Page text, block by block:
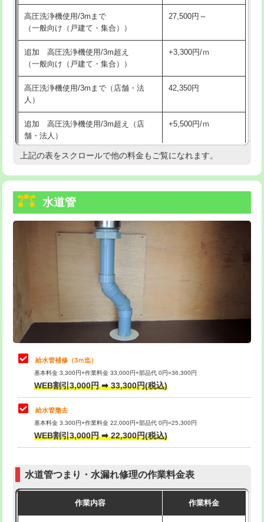
給水管工事※（バンド止め) 3,300円
給水管工事※（支持金具設置)
給水管工事※（保温材使用（バンド止
め込み）)
5,500円
給水管工事※（土の掘削・埋め戻し作
業)
11,000円
給水管工事※（塩ビ管（VP・HI）使
用/3ｍまで)
33,000円
給水管工事※（塩ビ管（VP・HI）使
+8,800円
給水管工事※（ライニング鋼管・銅
管・ポリ管・HT管使用/3ｍまで)
給水管工事※（ライニング鋼管・銅
管・ポリ管・HT管使用/3ｍ超え)
排水管工事（土の掘削・埋め戻し作
11,000円~
排水管工事（排水管工事/3ｍまで） 55,000円
排水管工事（追加 排水管工事/3ｍ超
マス交換（土の掘削・埋め戻し作業）
マス交換（深さ50㎝未満）
マス交換（深さ50㎝以上）
コンクリート斫り（厚さ10㎝まで）
モルタル補修（厚さ10㎝超え） 38,500円
高圧洗浄機使用/3mまで
（一般向け（戸建て・集合））
27,500円～
追加 高圧洗浄機使用/3m超え
（一般向け（戸建て・集合））
+3,300円/ｍ
高圧洗浄機使用/3mまで（店舗・法
人）
42,350円
追加 高圧洗浄機使用/3m超え（店
舗・法人）
+5,500円/ｍ
高度高圧洗浄換 現地調査
トーラー機使用/3mまで
追加トーラー機使用/3m超え
33,000円
8,800円
止水・漏水調査・防水処理・清掃・修
理・調整・分解・加工など（軽作業）
11,000円
止水・漏水調査・防水処理・清掃・修
理・調整・分解・加工など（中作業）
止水・漏水調査・防水処理・清掃・修
理・調整・分解・加工など（重作業）
33,000円
その他部品の脱着
交換・取付（タンク）
式）)
式・ワンホール）)
上記の表をスクロールで他の料金もご覧になれます。
水道管
給水管補修（3ｍ迄）
基本料金 3,300円+作業料金 33,000円+部品代 0円=36,300円
WEB割引3,000円 ➡ 33,300円(税込)
給水管撤去
基本料金 3,300円+作業料金 22,000円+部品代 0円=25,300円
WEB割引3,000円 ➡ 22,300円(税込)
水道管つまり・水漏れ修理の作業料金表
作業内容 作業料金